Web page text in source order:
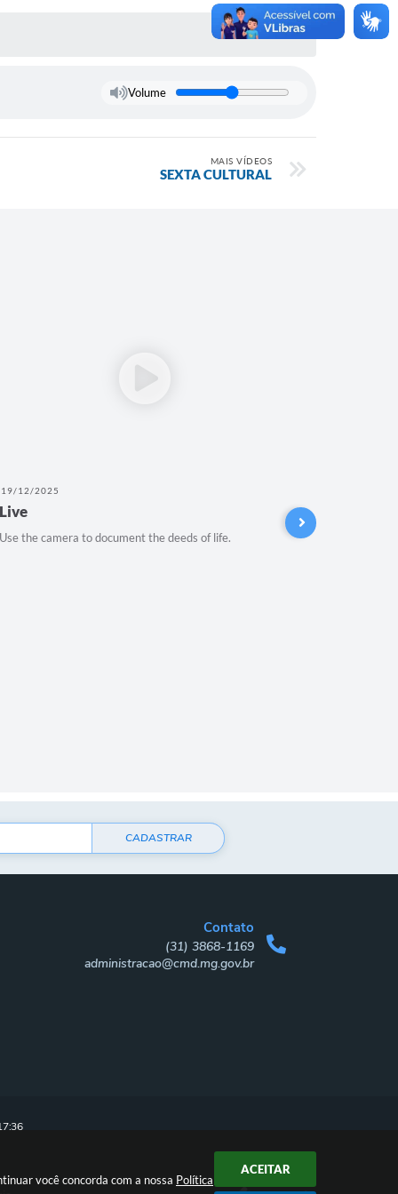
você concorda com a nossa Política
ACEITAR
Volume
MAIS VÍDEOS
SEXTA CULTURAL
19/12/2025
Live
Use the camera to document the deeds of life.
CADASTRAR
Contato
(31) 3868-1169
administracao@cmd.mg.gov.br